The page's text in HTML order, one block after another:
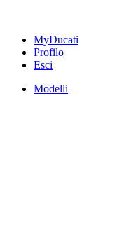
MyDucati
Profilo
Esci
Modelli